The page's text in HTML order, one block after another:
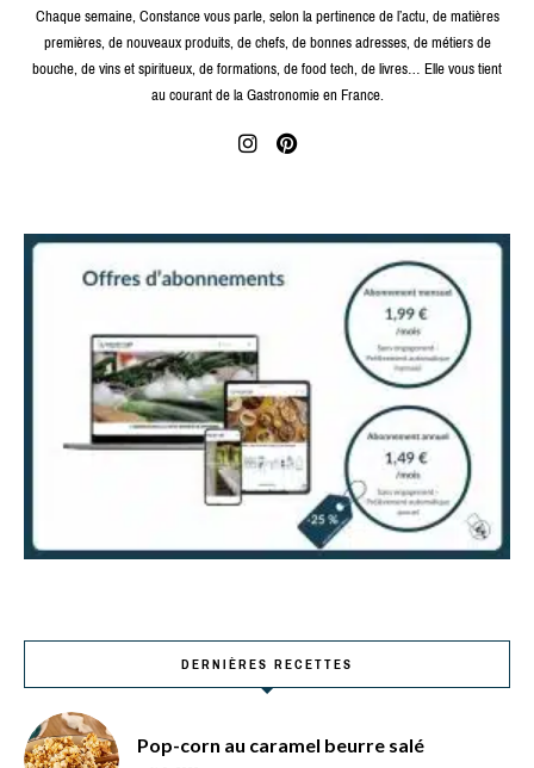
Chaque semaine, Constance vous parle, selon la pertinence de l’actu, de matières
premières, de nouveaux produits, de chefs, de bonnes adresses, de métiers de
bouche, de vins et spiritueux, de formations, de food tech, de livres… Elle vous tient
au courant de la Gastronomie en France.
DERNIÈRES RECETTES
Pop-corn au caramel beurre salé